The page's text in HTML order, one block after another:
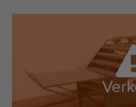
Merken
Veelgestelde vragen
Werken bij